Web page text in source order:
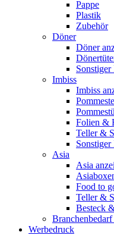
Pappe
Plastik
Zubehör
Döner
Döner
Sonstiger
Imbiss
Imbiss
Folien &
Teller &
Sonstiger
Asia
Asia
Food to
Teller &
Besteck
Branchenbedarf
Werbedruck